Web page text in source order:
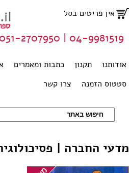
אין פריטים בסל
אודותנו תקנון כתבות ומאמרים
סטטוס הזמנה
צרו קשר
04-9981519 | 051-2707950
מדעי החברה |